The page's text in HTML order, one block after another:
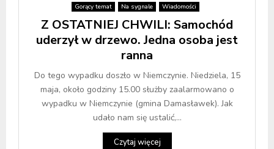
Gorący temat Na sygnale Wiadomości
Z OSTATNIEJ CHWILI: Samochód
uderzył w drzewo. Jedna osoba jest
ranna
Do tego wypadku doszło w Niemczynie. Niedziela, 15
maja, około godziny 15.00 służby zaalarmowano o
wypadku w Niemczynie (gmina Damasławek). Jak
udało nam się ustalić,...
Czytaj więcej